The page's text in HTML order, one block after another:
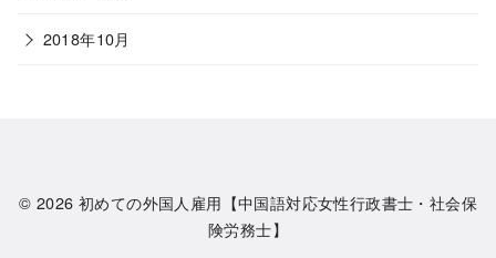
2018年10月
© 2026 初めての外国人雇用【中国語対応女性行政書士・社会保
険労務士】